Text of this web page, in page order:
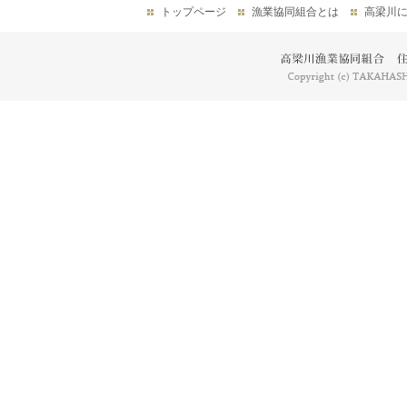
トップページ 漁業協同組合とは 高梁川